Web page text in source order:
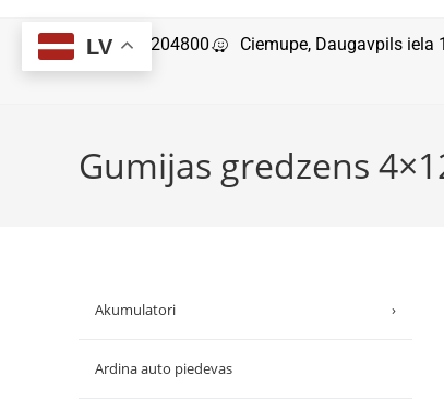
29204800 Ciemupe, Daugavpils iela
Gumijas gredzens
Akumulatori ›
Ardina auto piedevas
LV